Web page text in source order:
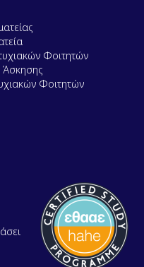
Φοιτητών
Άσκησης
Φοιτητών